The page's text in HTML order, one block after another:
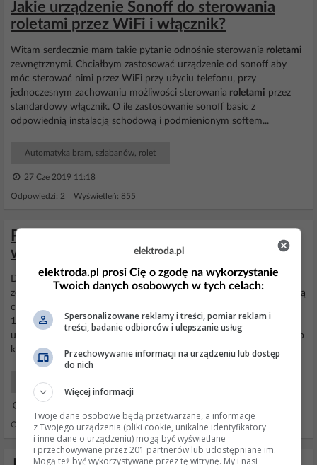
Jakie urządzenie Sonoff do sterowania
roletami przez WiFi i włącznik?
Witam serdecznie mam takie pytanie odnośnie sterowania roletami
zewnętrznymi. Chciałbym zastosować urządzenie od sonoff aby
móc sterować nimi przez WiFi przy użyciu telefonu, przy
jednoczesnym zachowaniu możliwości sterowania roletami przez
standardowy włącznik. O ile zastosowanie sonoff basic z
odpowiednią instalacją schodową i podmienionym softem...
Automatyka bram, szlabanów, rolet
27 Cze 2019 11:18
Odpowiedzi: 2 Wyświetleń: 855
Przekaźnik 230V sterowany 12V - jaki
wybrać i jak podłączyć
Drodzy państwo, szukam czegoś co pozwoli mi sterowaćroletami
zewnętrznymi - podnoszenie i opuszczanie. Jako jednostkę sterującą
chce wykorzystać centrale alarmową firmy SATEL, model VERSA
10, lub 15(umożliwi to sterowanie z manipulatora, lub dowolnego
urządzenia podłączonego do sieci). Mam do zasterowania 8
do
których doprowadziłem zasilanie...
Początkujący Elektronicy
Odpowiedzi: 8 Wyświetleń: 1827
elektroda.pl
elektroda.pl prosi Cię o zgodę na wykorzystanie
Twoich danych osobowych w tych celach:
Spersonalizowane reklamy i treści, pomiar reklam i
treści, badanie odbiorców i ulepszanie usług
Przechowywanie informacji na urządzeniu lub dostęp
do nich
Więcej informacji
Twoje dane osobowe będą przetwarzane, a informacje
z Twojego urządzenia (pliki cookie, unikalne identyfikatory
i inne dane o urządzeniu) mogą być wyświetlane
i przechowywane przez 201 partnerów lub udostępniane im.
Mogą też być wykorzystywane przez tę witrynę. My i nasi